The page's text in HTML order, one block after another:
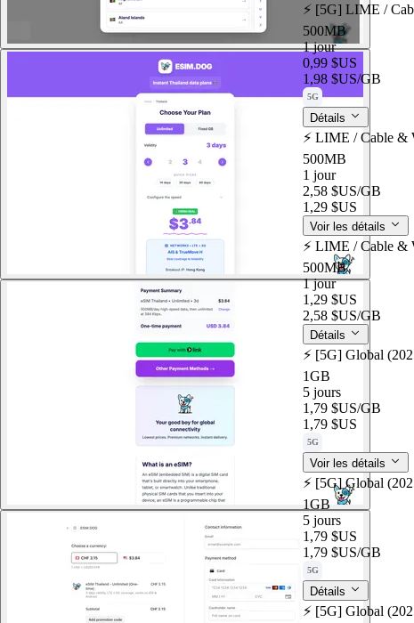
⚡️ [5G] LIME /
500MB
1 jour
0,99 $US
1,98 $US/GB
5G
Détails
⚡️ LIME / Cable &
500MB
1 jour
2,58 $US/GB
1,29 $US
Voir les détails
⚡️ LIME / Cable &
500MB
1 jour
1,29 $US
2,58 $US/GB
Détails
⚡️ [5G] Global
1GB
5 jours
1,79 $US/GB
1,79 $US
5G
Voir les détails
⚡️ [5G] Global
1GB
5 jours
1,79 $US
1,79 $US/GB
5G
Détails
⚡️ [5G] Global